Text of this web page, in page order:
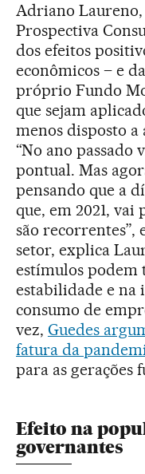
Adriano
Prospectiva
dos efeitos
econômicos – e
próprio Fundo
que sejam
menos disposto a
“No ano passado
pontual. Mas
pensando que a
que, em 2021, vai
são recorrentes”,
setor, explica
estímulos podem
estabilidade e na
consumo de
vez, Guedes
fatura da
para as gerações
Efeito na
governantes